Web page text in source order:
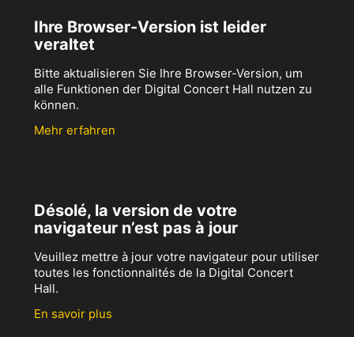
Ihre Browser-Version ist leider
veraltet
Bitte aktualisieren Sie Ihre Browser-Version, um
alle Funktionen der Digital Concert Hall nutzen zu
können.
Mehr erfahren
Désolé, la version de votre
navigateur n’est pas à jour
Veuillez mettre à jour votre navigateur pour utiliser
toutes les fonctionnalités de la Digital Concert
Hall.
En savoir plus